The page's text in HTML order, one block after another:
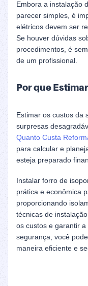
Embora a instalação
parecer simples, é
elétricos devem ser
Se houver dúvidas
procedimentos, é
de um profissional.
Por que
Estimar os custos da
surpresas
Quanto Custa
para calcular e
esteja preparado
Instalar forro de
prática e econômica
proporcionando
técnicas de
os custos e garantir
segurança, você
maneira eficiente e